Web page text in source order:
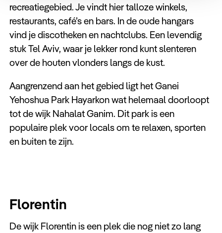
recreatiegebied. Je vindt hier talloze winkels,
restaurants, café’s en bars. In de oude hangars
vind je discotheken en nachtclubs. Een levendig
stuk Tel Aviv, waar je lekker rond kunt slenteren
over de houten vlonders langs de kust.
Aangrenzend aan het gebied ligt het Ganei
Yehoshua Park Hayarkon wat helemaal doorloopt
tot de wijk Nahalat Ganim. Dit park is een
populaire plek voor locals om te relaxen, sporten
en buiten te zijn.
Florentin
De wijk Florentin is een plek die nog niet zo lang